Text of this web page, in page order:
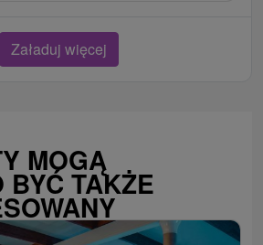
Załaduj więcej
MOGĄ
BYĆ TAKŻE